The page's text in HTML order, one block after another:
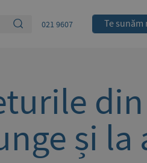
021 9607 Te sunăm
din
și la